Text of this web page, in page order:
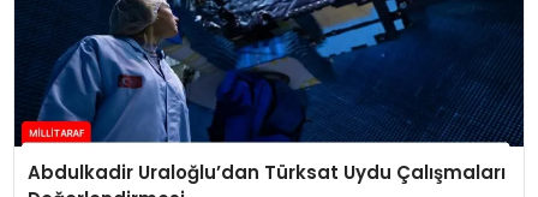
Abdulkadir Uraloğlu’dan Türksat Uydu Çalışmaları